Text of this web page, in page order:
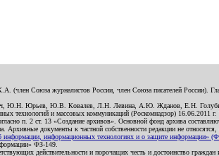
(член Союза журналистов России, член Союза писателей России).
Ю.Н. Юрьев, Ю.В. Ковалев, Л.Н. Левина, А.Ю. Жданов, Е.Н.
технологий и массовых коммуникаций (Роскомнадзор) 16.06.2011 г.
п. 2 ст. 13 «Создание архивов». Основной фонд архива
документы к частной собственности редакции не относятся,
информационных технологиях и о защите информации»
ФЗ-149.
действительности и порочащих честь и достоинство